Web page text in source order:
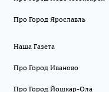
Про Город Ярославль
Наша Газета
Про Город Иваново
Про Город Йошкар-Ола